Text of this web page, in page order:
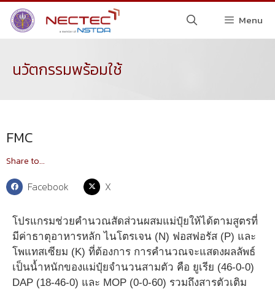
Menu
นวัตกรรมพร้อมใช้
FMC
Share to...
Facebook X
โปรแกรมช่วยคำนวณสัดส่วนผสมแม่ปุ๋ยให้ได้ตามสูตรที่
มีค่าธาตุอาหารหลัก ไนโตรเจน (N) ฟอสฟอรัส (P) และ
โพแทสเซียม (K) ที่ต้องการ การคำนวณจะแสดงผลลัพธ์
เป็นน้ำหนักของแม่ปุ๋ยจำนวนสามตัว คือ ยูเรีย (46-0-0)
DAP (18-46-0) และ MOP (0-0-60) รวมถึงสารตัวเติม